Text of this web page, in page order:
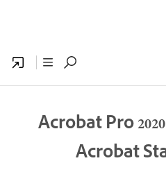
المتطلبات التقنية لبرنامج Acrobat Pro 2020